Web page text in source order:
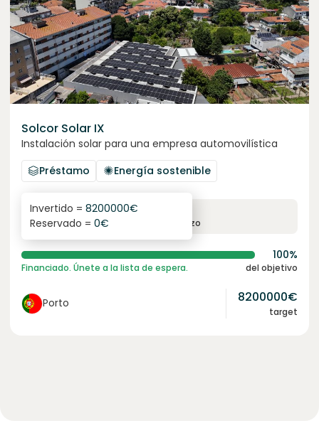
Solcor Solar IX
Instalación solar para una empresa automovilística
Préstamo
Energía sostenible
6.1%
interés anual plazo
Invertido = 8200000€
Reservado = 0€
100%
Financiado. Únete a la lista de espera. del objetivo
Porto 8200000€
target